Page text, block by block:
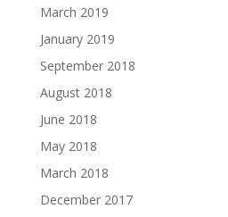
March 2019
January 2019
September 2018
August 2018
June 2018
May 2018
March 2018
December 2017